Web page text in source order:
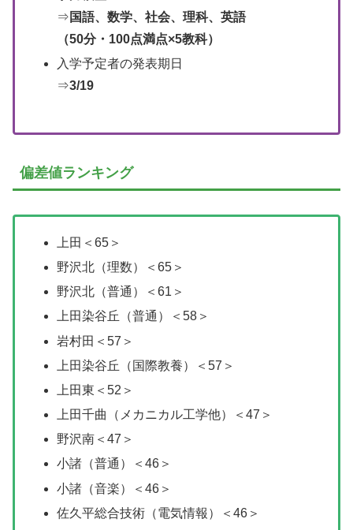
⇒ 国語、数学、社会、理科、英語
（50分・100点満点×5教科）
入学予定者の発表期日
⇒3/19
偏差値ランキング
上田＜65＞
野沢北（理数）＜65＞
野沢北（普通）＜61＞
上田染谷丘（普通）＜58＞
岩村田＜57＞
上田染谷丘（国際教養）＜57＞
上田東＜52＞
上田千曲（メカニカル工学他）＜47＞
野沢南＜47＞
小諸（普通）＜46＞
小諸（音楽）＜46＞
佐久平総合技術（電気情報）＜46＞